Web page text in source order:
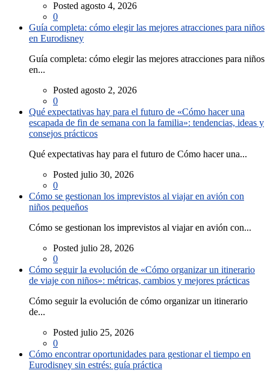
Posted agosto 4, 2026
0
Guía completa: cómo elegir las mejores atracciones para niños
en Eurodisney
Guía completa: cómo elegir las mejores atracciones para niños
en...
Posted agosto 2, 2026
0
Qué expectativas hay para el futuro de «Cómo hacer una
escapada de fin de semana con la familia»: tendencias, ideas y
consejos prácticos
Qué expectativas hay para el futuro de Cómo hacer una...
Posted julio 30, 2026
0
Cómo se gestionan los imprevistos al viajar en avión con
niños pequeños
Cómo se gestionan los imprevistos al viajar en avión con...
Posted julio 28, 2026
0
Cómo seguir la evolución de «Cómo organizar un itinerario
de viaje con niños»: métricas, cambios y mejores prácticas
Cómo seguir la evolución de cómo organizar un itinerario
de...
Posted julio 25, 2026
0
Cómo encontrar oportunidades para gestionar el tiempo en
Eurodisney sin estrés: guía práctica